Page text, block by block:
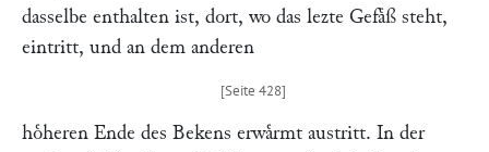
dasselbe enthalten ist, dort, wo das lezte Gefaͤß steht,
eintritt, und an dem anderen
hoͤheren Ende des Bekens erwaͤrmt austritt. In der